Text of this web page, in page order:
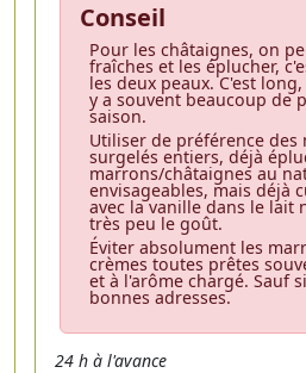
Conseil
Pour les châtaignes, on
fraîches et les éplucher,
les deux peaux. C'est
y a souvent beaucoup de
saison.
Utiliser de préférence des
surgelés entiers, déjà
marrons/châtaignes au
envisageables, mais déjà
avec la vanille dans le lait
très peu le goût.
Éviter absolument les
crèmes toutes prêtes
et à l'arôme chargé. Sauf
bonnes adresses.
24 h à l'avance